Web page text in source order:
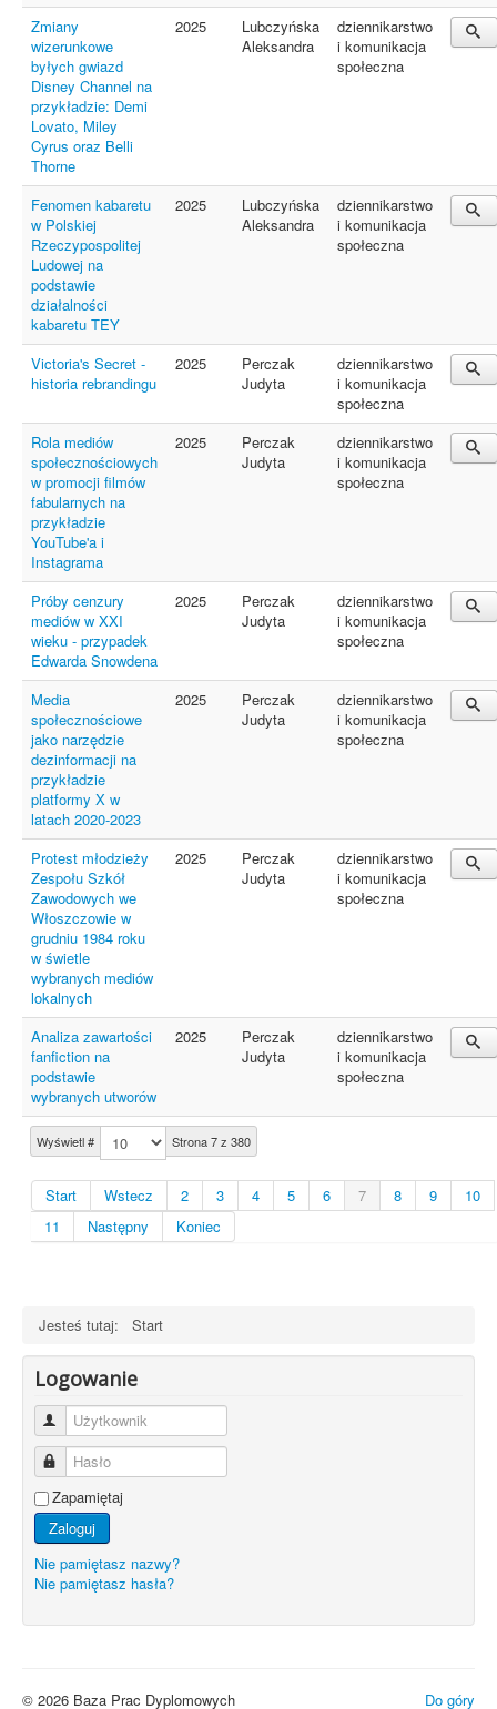
Wyświetl # Strona 7 z 380
Start Wstecz 2 3 4 5 6 7 8 9
10
11
Następny Koniec
Zmiany
wizerunkowe
byłych gwiazd
Disney Channel na
przykładzie: Demi
Lovato, Miley
Cyrus oraz Belli
Thorne
2025
Lubczyńska
Aleksandra
dziennikarstwo
i komunikacja
społeczna
Fenomen kabaretu
w Polskiej
Rzeczypospolitej
Ludowej na
podstawie
działalności
kabaretu TEY
2025
Lubczyńska
Aleksandra
dziennikarstwo
i komunikacja
społeczna
Victoria's Secret -
historia rebrandingu
2025
Perczak
Judyta
dziennikarstwo
i komunikacja
społeczna
Rola mediów
społecznościowych
w promocji filmów
fabularnych na
przykładzie
YouTube'a i
Instagrama
2025
Perczak
Judyta
dziennikarstwo
i komunikacja
społeczna
Próby cenzury
mediów w XXI
wieku - przypadek
Edwarda Snowdena
2025
Perczak
Judyta
dziennikarstwo
i komunikacja
społeczna
Media
społecznościowe
jako narzędzie
dezinformacji na
przykładzie
platformy X w
latach 2020-2023
2025
Perczak
Judyta
dziennikarstwo
i komunikacja
społeczna
Protest młodzieży
Zespołu Szkół
Zawodowych we
Włoszczowie w
grudniu 1984 roku
w świetle
wybranych mediów
lokalnych
2025
Perczak
Judyta
dziennikarstwo
i komunikacja
społeczna
Analiza zawartości
fanfiction na
podstawie
wybranych utworów
2025
Perczak
Judyta
dziennikarstwo
i komunikacja
społeczna
Jesteś tutaj: Start
Logowanie
Użytkownik
Hasło
Zapamiętaj
Zaloguj
Nie pamiętasz nazwy?
Nie pamiętasz hasła?
Do góry
© 2026 Baza Prac Dyplomowych